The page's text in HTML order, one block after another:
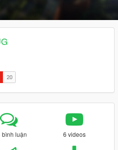
bình luận 6 videos